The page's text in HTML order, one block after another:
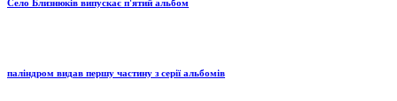
Село Близнюків випускає п'ятий альбом
паліндром видав першу частину з серії альбомів